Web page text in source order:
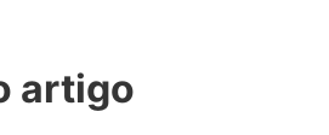
artigo